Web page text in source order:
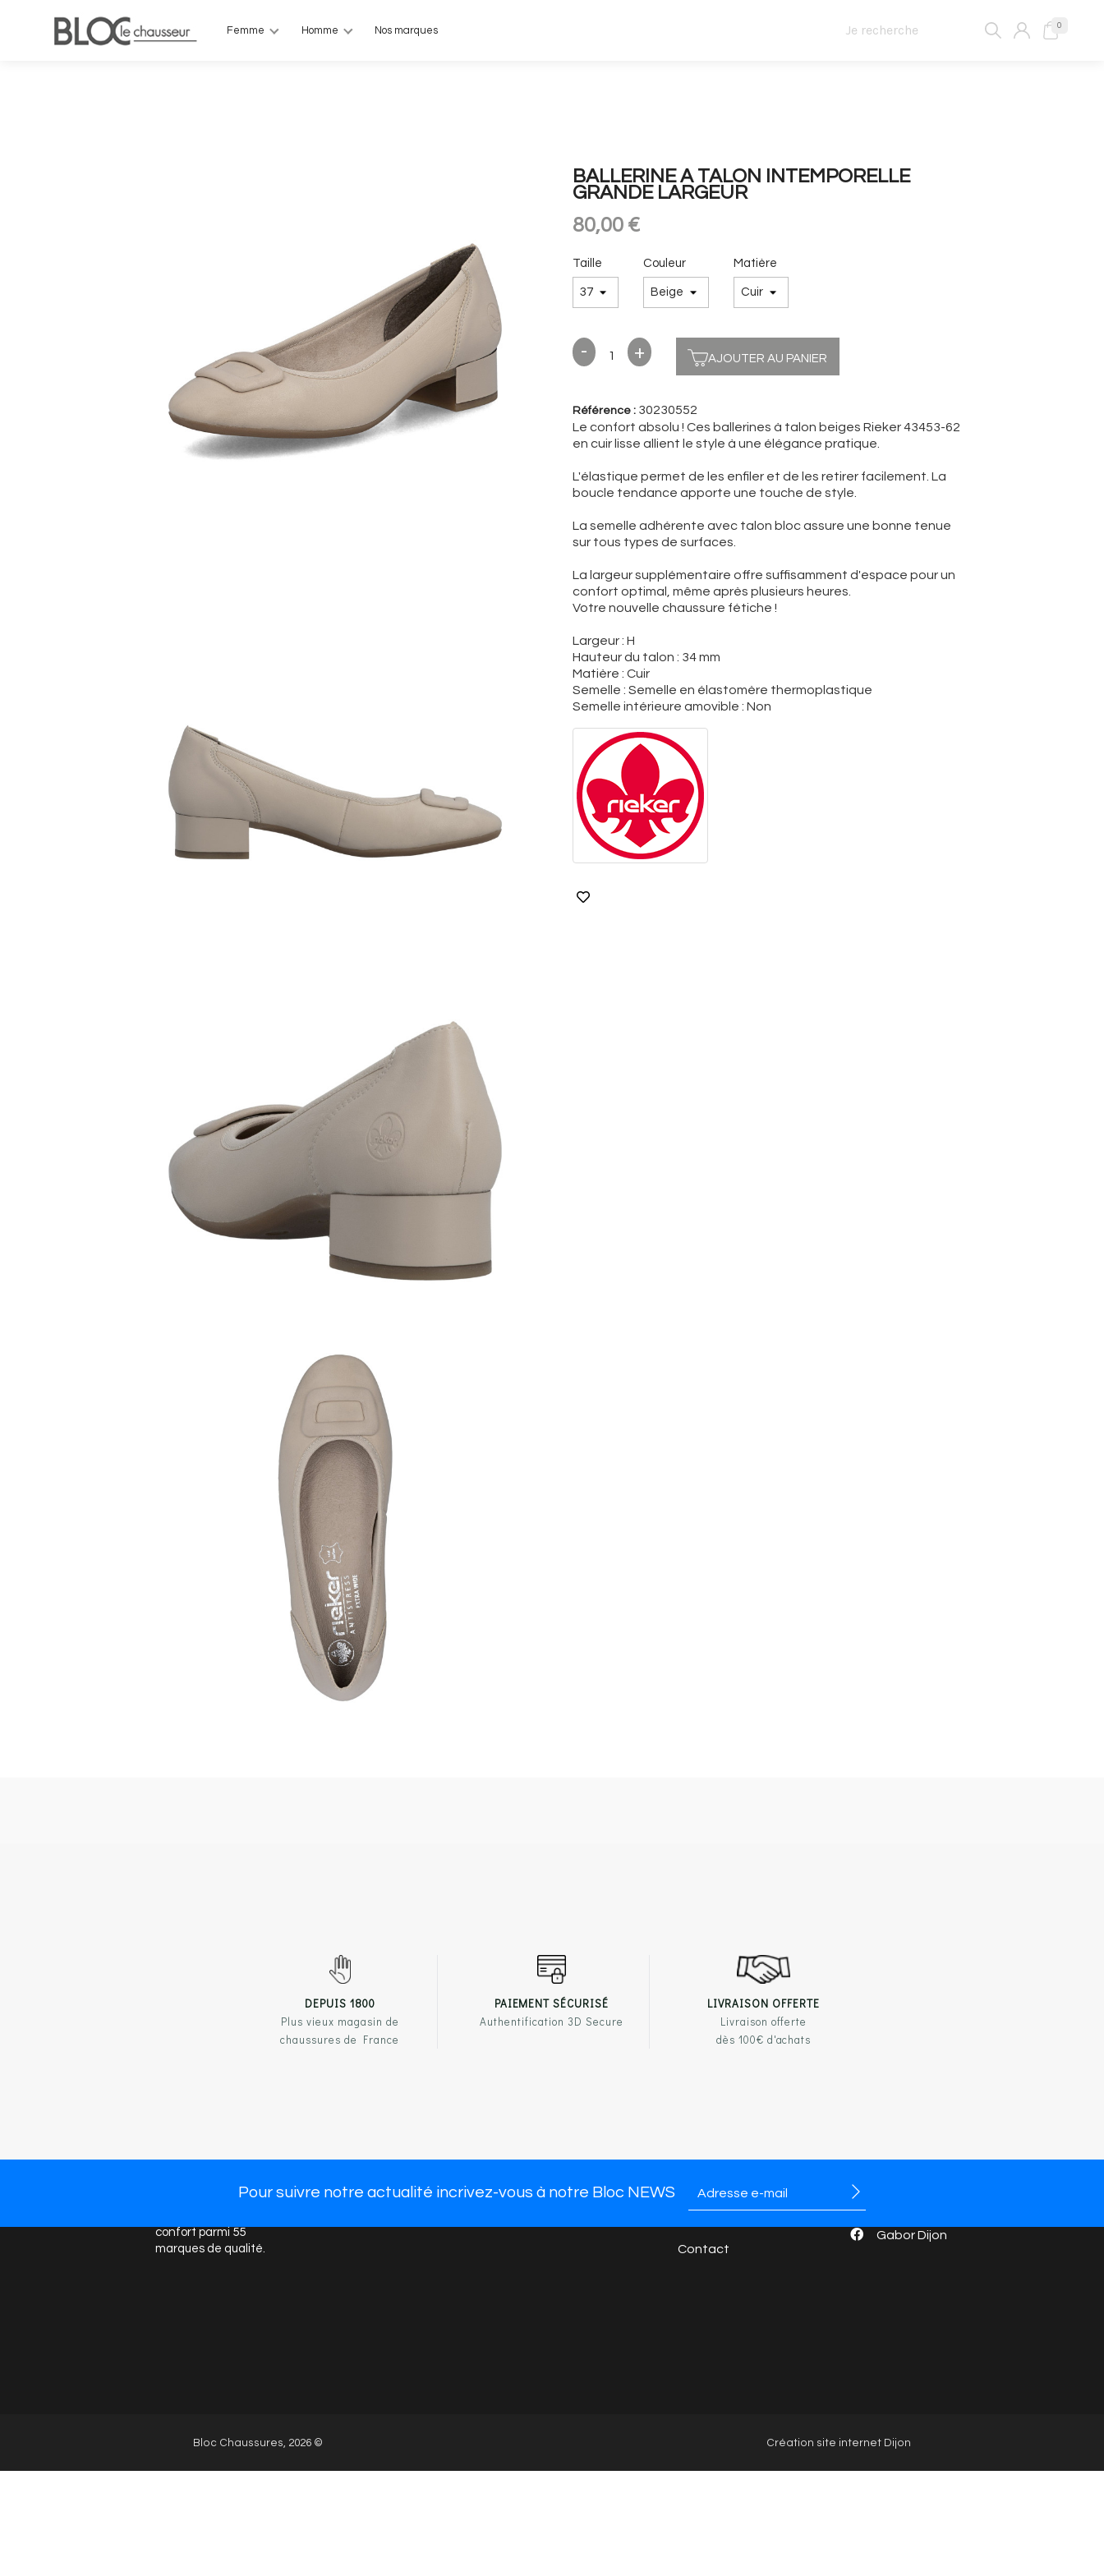
Femme Homme Nos marques 0
BALLERINE A TALON INTEMPORELLE
GRANDE LARGEUR
80,00 €
Taille Couleur Matière
AJOUTER AU PANIER
Référence : 30230552
Le confort absolu ! Ces ballerines à talon beiges Rieker 43453-62
en cuir lisse allient le style à une élégance pratique.
L'élastique permet de les enfiler et de les retirer facilement. La
boucle tendance apporte une touche de style.
La semelle adhérente avec talon bloc assure une bonne tenue
sur tous types de surfaces.
La largeur supplémentaire offre suffisamment d'espace pour un
confort optimal, même après plusieurs heures.
Votre nouvelle chaussure fétiche !
Largeur : H
Hauteur du talon : 34 mm
Matière : Cuir
Semelle : Semelle en élastomère thermoplastique
Semelle intérieure amovible : Non
DEPUIS 1800
Plus vieux magasin de
chaussures de France
PAIEMENT SÉCURISÉ
Authentification 3D Secure
LIVRAISON OFFERTE
Livraison offerte
dès 100€ d'achats
Pour suivre notre actualité incrivez-vous à notre Bloc NEWS
confort parmi 55
marques de qualité.
Chaussures femme
Chaussures homme
Qui sommes-nous ?
Nous trouver
Mentions légales
CGV
Contact
BLOC Chaussures
Gabor Dijon
Bloc Chaussures, 2026 © Création site internet Dijon